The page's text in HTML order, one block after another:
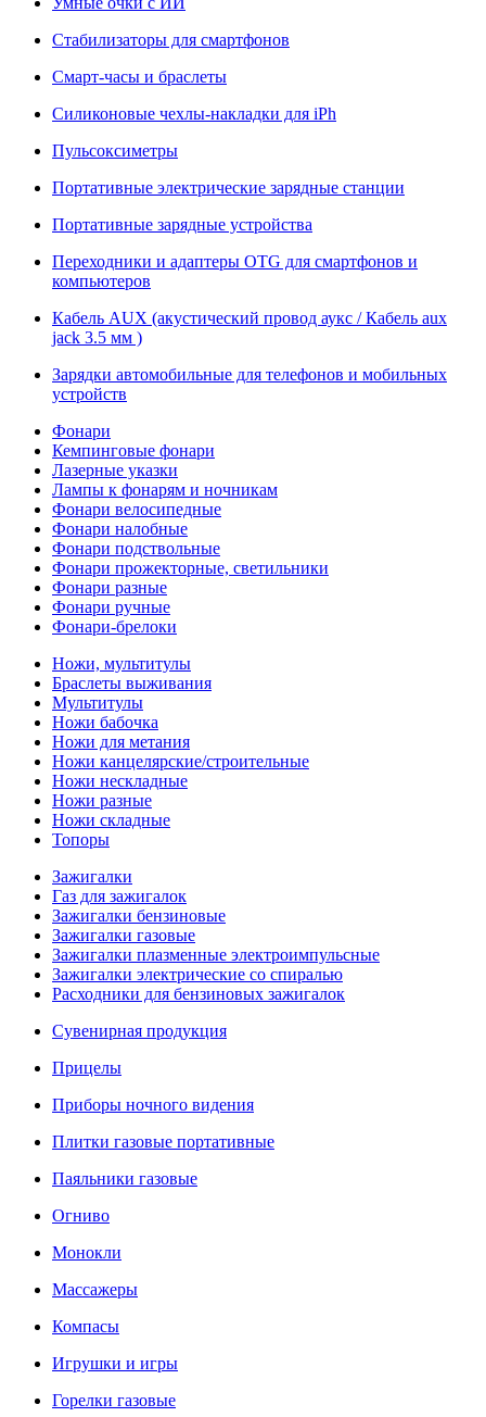
Стабилизаторы для смартфонов
Смарт-часы и браслеты
Силиконовые чехлы-накладки для iPh
Пульсоксиметры
Портативные электрические зарядные станции
Портативные зарядные устройства
Переходники и адаптеры OTG для смартфонов и
компьютеров
Кабель AUX (акустический провод аукс / Кабель aux
jack 3.5 мм )
Зарядки автомобильные для телефонов и мобильных
устройств
Фонари
Кемпинговые фонари
Лазерные указки
Лампы к фонарям и ночникам
Фонари велосипедные
Фонари налобные
Фонари подствольные
Фонари прожекторные, светильники
Фонари разные
Фонари ручные
Фонари-брелоки
Ножи, мультитулы
Браслеты выживания
Мультитулы
Ножи бабочка
Ножи для метания
Ножи канцелярские/строительные
Ножи нескладные
Ножи разные
Ножи складные
Топоры
Зажигалки
Газ для зажигалок
Зажигалки бензиновые
Зажигалки газовые
Зажигалки плазменные электроимпульсные
Зажигалки электрические со спиралью
Расходники для бензиновых зажигалок
Сувенирная продукция
Прицелы
Приборы ночного видения
Плитки газовые портативные
Паяльники газовые
Огниво
Монокли
Массажеры
Компасы
Игрушки и игры
Горелки газовые